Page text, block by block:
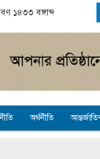
১৪৩৩ বঙ্গাব্দ
অর্থনীতি